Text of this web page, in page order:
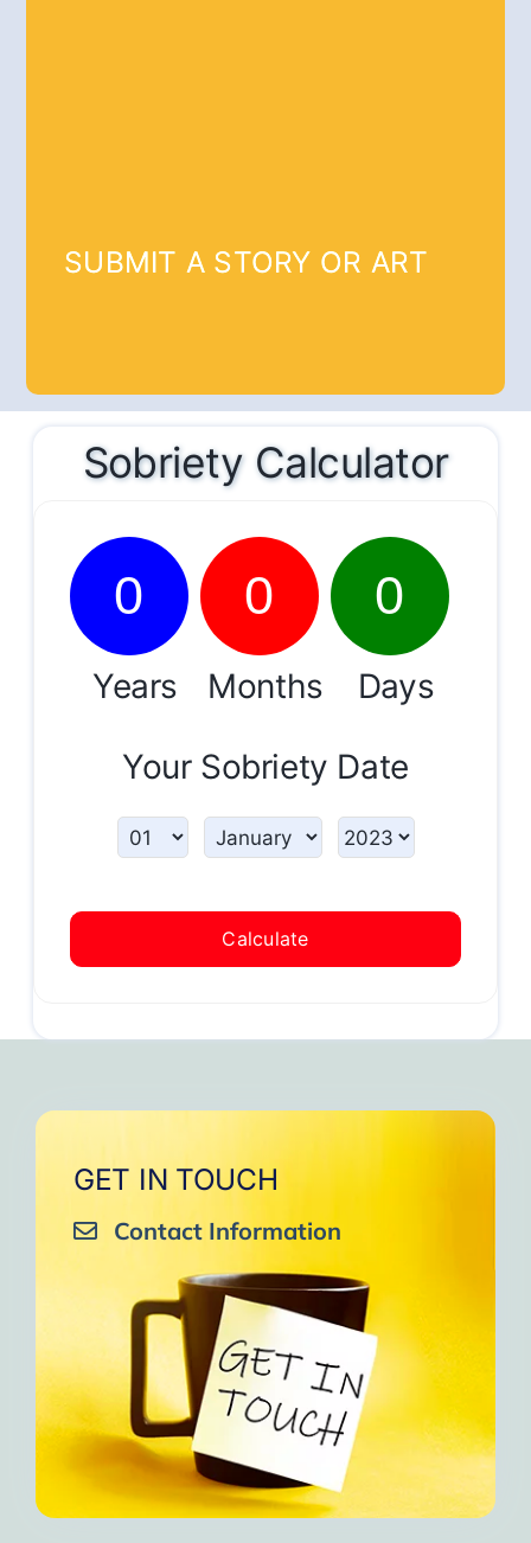
SUBMIT A STORY OR ART
Sobriety Calculator
0
Years
0
Months
0
Days
Your Sobriety Date
Calculate
GET IN TOUCH
Contact Information